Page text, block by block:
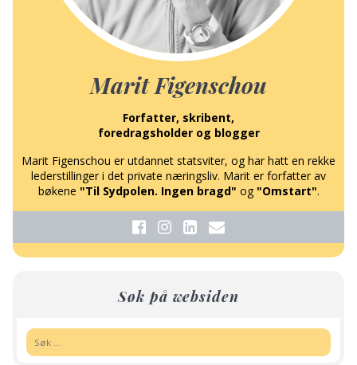
Marit Figenschou
Forfatter, skribent,
foredragsholder og blogger
Marit Figenschou er utdannet statsviter, og har hatt en rekke
lederstillinger i det private næringsliv. Marit er forfatter av
bøkene "Til Sydpolen. Ingen bragd" og "Omstart".
Søk på websiden